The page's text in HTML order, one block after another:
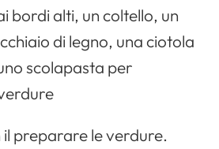
bordi alti, un coltello, un
di legno, una ciotola
scolapasta per
preparare le verdure.